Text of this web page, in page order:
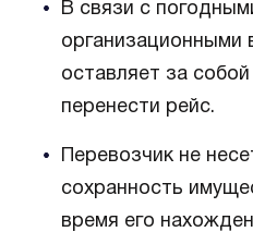
В связи с
организационными
оставляет за
перенести рейс.
Перевозчик не
сохранность
время его